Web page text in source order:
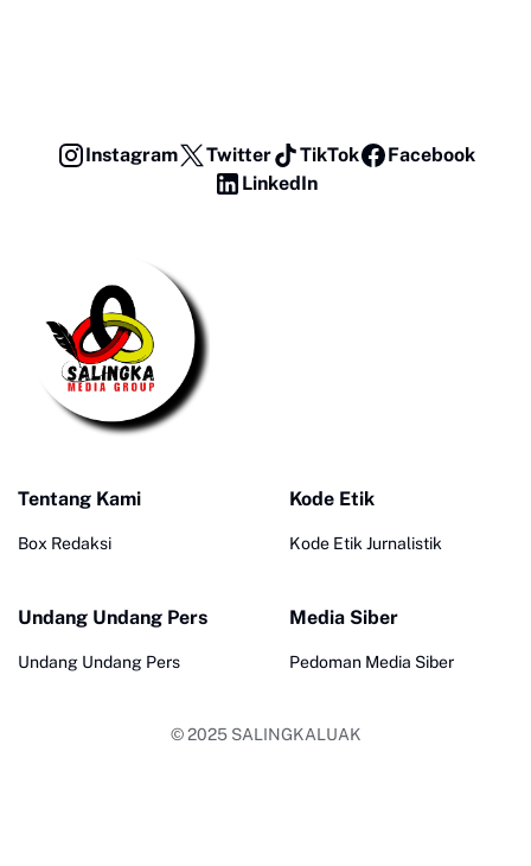
Instagram Twitter TikTok
Facebook
LinkedIn
Tentang Kami
Box Redaksi
Kode Etik
Kode Etik Jurnalistik
Undang Undang Pers
Undang Undang Pers
Media Siber
Pedoman Media Siber
© 2025 SALINGKALUAK